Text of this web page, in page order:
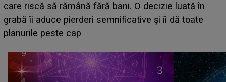
acum! În fața Alexandrei, concurentul din Casa Iubirii
face o MĂRTURISIRE NEAȘTEPTATĂ despre mama
sa: "I-am spus și ei în față, eu nu te iubesc pentru